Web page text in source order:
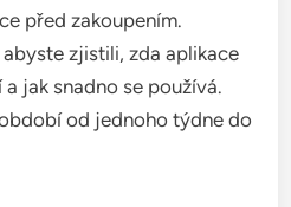
před zakoupením.
zjistili, zda aplikace
jak snadno se používá.
od jednoho týdne do